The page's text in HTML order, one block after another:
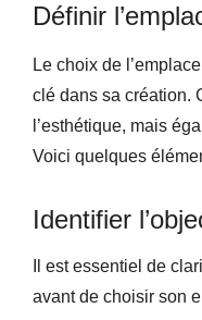
Définir
Le choix de
clé dans sa création.
l’esthétique, mais
Voici quelques
Identifier
Il est essentiel de
avant de choisir son